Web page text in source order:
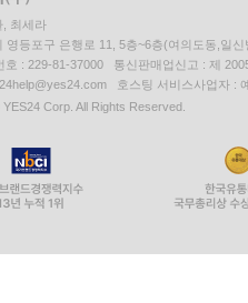
, 최세라
영등포구 은행로 11, 5층~6층(여의도동,일신
호 : 229-81-37000 통신판매업신고 : 제
호스팅 서비스사업자 :
Corp. All Rights Reserved.